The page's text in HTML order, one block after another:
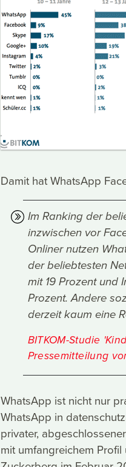
Damit hat WhatsApp
Im Ranking der
inzwischen vor
Onliner nutzen
der beliebtesten
mit 19 Prozent und
Prozent. Andere
derzeit kaum eine
BITKOM-Studie
Pressemitteilung
WhatsApp ist nicht nur
WhatsApp in
privater,
mit umfangreichem